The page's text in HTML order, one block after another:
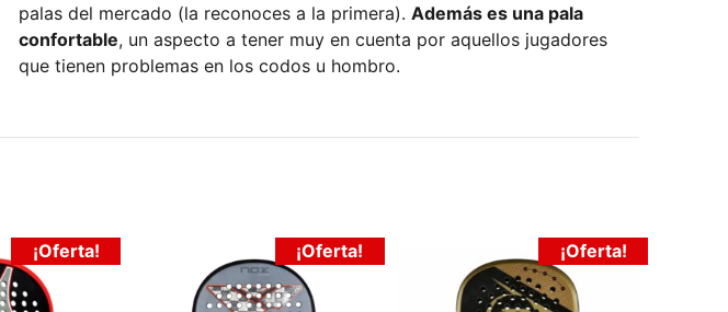
palas del mercado (la reconoces a la primera). Además es una pala
confortable, un aspecto a tener muy en cuenta por aquellos jugadores
que tienen problemas en los codos u hombro.
¡Oferta! ¡Oferta! ¡Oferta!